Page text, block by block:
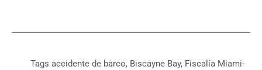
Tags accidente de barco, Biscayne Bay, Fiscalía Miami-